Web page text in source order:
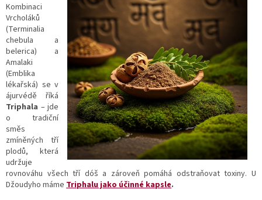
Kombinaci
Vrcholáků
(Terminalia
chebula a
belerica) a
Amalaki
(Emblika
lékařská) se v
ájurvédě říká
Triphala – jde
o tradiční
směs
zmíněných tří
plodů, která
udržuje
rovnováhu všech tří dóš a zároveň pomáhá odstraňovat toxiny. U
Džoudyho máme Triphalu jako účinné kapsle.